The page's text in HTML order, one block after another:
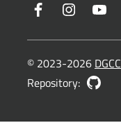
Facebook Instagram
© 2023-2026 DGCC
Repository: